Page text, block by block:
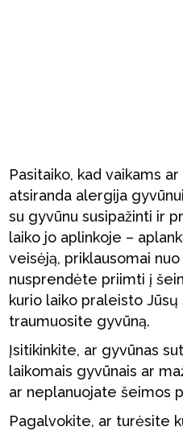
Pasitaiko, kad vaikams
atsiranda alergija
su gyvūnu susipažinti ir
laiko jo aplinkoje –
veisėją, priklausomai
nusprendėte priimti į
kurio laiko praleisto Jūsų
traumuosite gyvūną.
Įsitikinkite, ar gyvūnas
laikomais gyvūnais ar
ar neplanuojate šeimos
Pagalvokite, ar turėsite